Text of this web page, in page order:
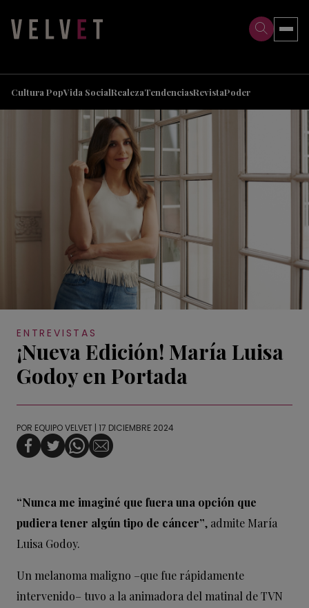
Cultura PopVida SocialRealezaTendenciasRevistaPoder
ENTREVISTAS
¡Nueva Edición! María Luisa
Godoy en Portada
POR EQUIPO VELVET | 17 DICIEMBRE 2024
“Nunca me imaginé que fuera una opción que
pudiera tener algún tipo de cáncer”, admite María
Luisa Godoy.
Un melanoma maligno –que fue rápidamente
intervenido– tuvo a la animadora del matinal de TVN